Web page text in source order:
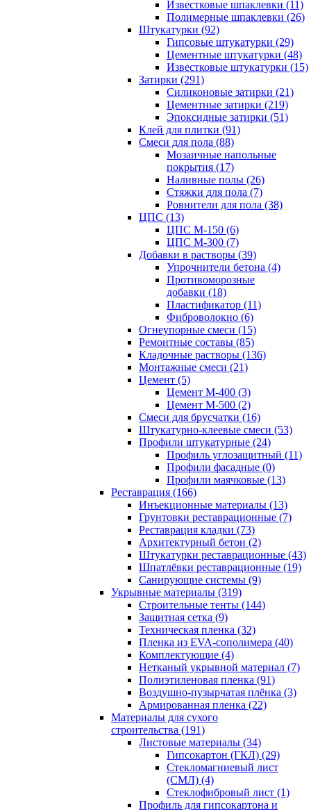
Известковые шпаклевки (11)
Полимерные шпаклевки (26)
Штукатурки (92)
Гипсовые штукатурки (29)
Цементные штукатурки (48)
Известковые штукатурки (15)
Затирки (291)
Силиконовые затирки (21)
Цементные затирки (219)
Эпоксидные затирки (51)
Клей для плитки (91)
Смеси для пола (88)
Мозаичные напольные
покрытия (17)
Наливные полы (26)
Стяжки для пола (7)
Ровнители для пола (38)
ЦПС (13)
ЦПС М-150 (6)
ЦПС М-300 (7)
Добавки в растворы (39)
Упрочнители бетона (4)
Противоморозные
добавки (18)
Пластификатор (11)
Фиброволокно (6)
Огнеупорные смеси (15)
Ремонтные составы (85)
Кладочные растворы (136)
Монтажные смеси (21)
Цемент (5)
Цемент М-400 (3)
Цемент М-500 (2)
Смеси для брусчатки (16)
Штукатурно-клеевые смеси (53)
Профили штукатурные (24)
Профиль углозащитный (11)
Профили фасадные (0)
Профили маячковые (13)
Реставрация (166)
Инъекционные материалы (13)
Грунтовки реставрационные (7)
Реставрация кладки (73)
Архитектурный бетон (2)
Штукатурки реставрационные (43)
Шпатлёвки реставрационные (19)
Санирующие системы (9)
Укрывные материалы (319)
Строительные тенты (144)
Защитная сетка (9)
Техническая пленка (32)
Пленка из EVA-сополимера (40)
Комплектующие (4)
Нетканый укрывной материал (7)
Полиэтиленовая пленка (91)
Воздушно-пузырчатая плёнка (3)
Армированная пленка (22)
Материалы для сухого
строительства (191)
Листовые материалы (34)
Гипсокартон (ГКЛ) (29)
Стекломагниевый лист
(СМЛ) (4)
Cтеклофибровый лист (1)
Профиль для гипсокартона и